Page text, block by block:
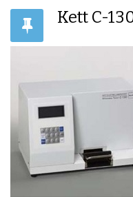
Kett C-